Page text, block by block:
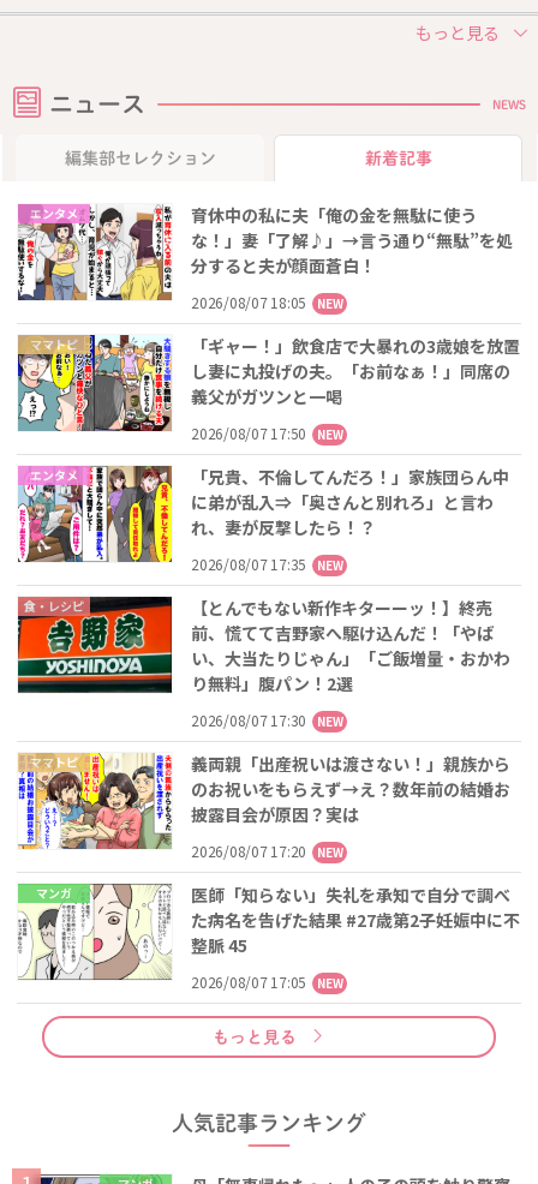
ニュース NEWS
編集部セレクション 新着記事
エンタメ
育休中の私に夫「俺の金を無駄に使う
な！」妻「了解♪」→言う通り“無駄”を処
分すると夫が顔面蒼白！
2026/08/07 18:05 NEW
ママトピ
「ギャー！」飲食店で大暴れの3歳娘を放置
し妻に丸投げの夫。「お前なぁ！」同席の
義父がガツンと一喝
2026/08/07 17:50 NEW
エンタメ
「兄貴、不倫してんだろ！」家族団らん中
に弟が乱入⇒「奥さんと別れろ」と言わ
れ、妻が反撃したら！？
2026/08/07 17:35 NEW
食・レシピ
【とんでもない新作キターーッ！】終売
前、慌てて吉野家へ駆け込んだ！「やば
い、大当たりじゃん」「ご飯増量・おかわ
り無料」腹パン！2選
2026/08/07 17:30 NEW
ママトピ
義両親「出産祝いは渡さない！」親族から
のお祝いをもらえず→え？数年前の結婚お
披露目会が原因？実は
2026/08/07 17:20 NEW
マンガ
医師「知らない」失礼を承知で自分で調べ
た病名を告げた結果 #27歳第2子妊娠中に不
整脈 45
2026/08/07 17:05 NEW
もっと見る
人気記事ランキング